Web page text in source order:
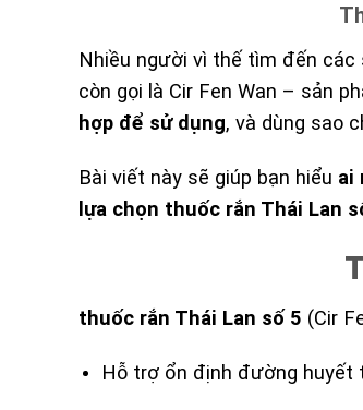
Nhiều người vì thế tìm đến
còn gọi là Cir Fen Wan – sản
hợp để sử dụng, và dùng sao
Bài viết này sẽ giúp bạn hiểu ai
lựa chọn thuốc rắn Thái Lan
thuốc rắn Thái Lan số 5 (Cir
Hỗ trợ ổn định đường huyết